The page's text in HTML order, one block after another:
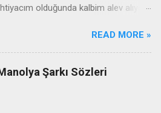
olduğunda kalbim alev alıyor
bana geliyorsun, vahşi vahşi
to me Bana geliyorsun Give me
I need İhtiyacım olan her şeyi bana
a lifetime of promises and a world
ömür boyu sözler ve düşler
READ MORE »
Şarkı Sözleri